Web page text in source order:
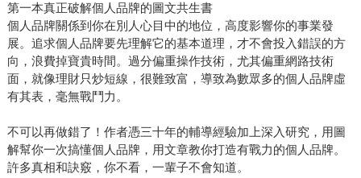
第一本真正破解個人品牌的圖文共生書
個人品牌關係到你在別人心目中的地位，高度影響你的事業發
展。追求個人品牌要先理解它的基本道理，才不會投入錯誤的方
向，浪費掉寶貴時間。過分偏重操作技術，尤其偏重網路技術
面，就像理財只炒短線，很難致富，導致為數眾多的個人品牌虛
有其表，毫無戰鬥力。
不可以再做錯了！作者憑三十年的輔導經驗加上深入研究，用圖
解幫你一次搞懂個人品牌，用文章教你打造有戰力的個人品牌。
許多真相和訣竅，你不看，一輩子不會知道。